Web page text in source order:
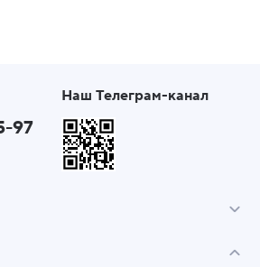
97
Наш Телеграм-канал